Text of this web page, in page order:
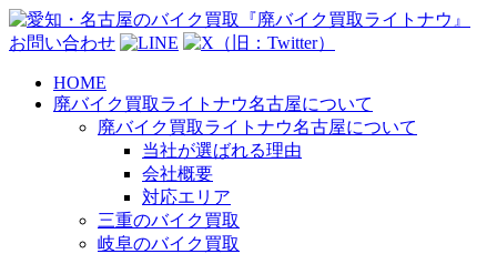
お問い合わせ
HOME
廃バイク買取ライトナウ名古屋について
廃バイク買取ライトナウ名古屋について
当社が選ばれる理由
会社概要
対応エリア
三重のバイク買取
岐阜のバイク買取